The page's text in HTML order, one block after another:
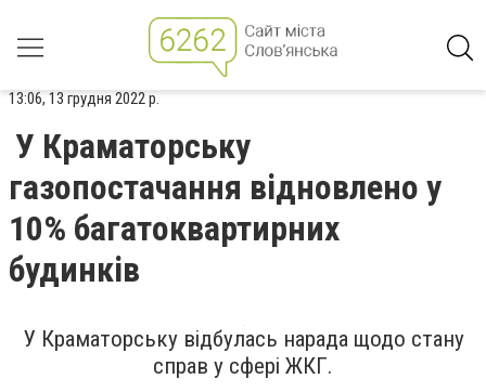
13:06, 13 грудня 2022 р.
У Краматорську
газопостачання відновлено у
10% багатоквартирних
будинків
У Краматорську відбулась нарада щодо стану
справ у сфері ЖКГ.